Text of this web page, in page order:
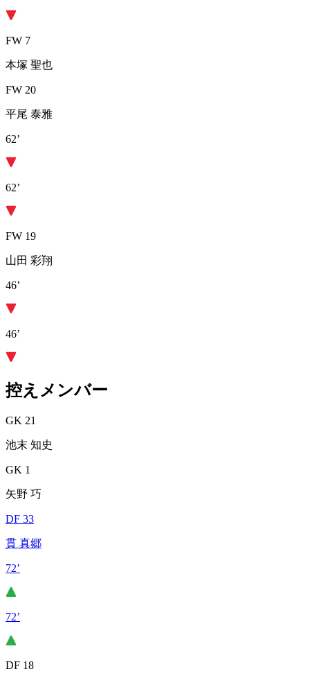
FW 7
本塚 聖也
FW 20
平尾 泰雅
62’
62’
FW 19
山田 彩翔
46’
46’
控えメンバー
GK 21
池末 知史
GK 1
矢野 巧
DF 33
貫 真郷
72’
72’
DF 18